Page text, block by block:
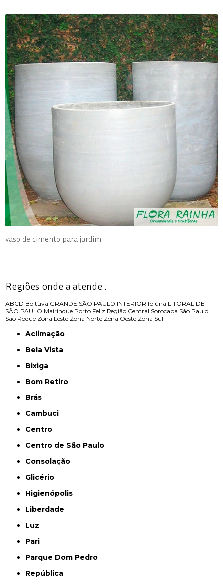
vaso de cimento para jardim
Regiões onde a atende :
ABCD Boituva GRANDE SÃO PAULO INTERIOR Ibiúna LITORAL DE
SÃO PAULO Mairinque Porto Feliz Região Central Sorocaba São Paulo
São Roque Zona Leste Zona Norte Zona Oeste Zona Sul
Aclimação
Bela Vista
Bixiga
Bom Retiro
Brás
Cambuci
Centro
Centro de São Paulo
Consolação
Glicério
Higienópolis
Liberdade
Luz
Pari
Parque Dom Pedro
República